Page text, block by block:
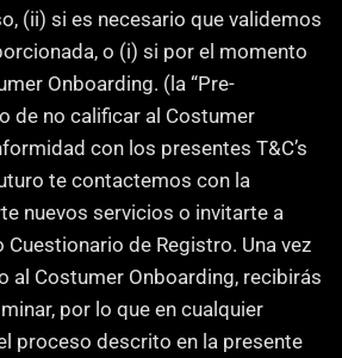
(ii) si es necesario que validemos
o (i) si por el momento
Onboarding. (la “Pre-
de no calificar al Costumer
con los presentes T&C’s
te contactemos con la
nuevos servicios o invitarte a
de Registro. Una vez
al Costumer Onboarding, recibirás
por lo que en cualquier
proceso descrito en la presente